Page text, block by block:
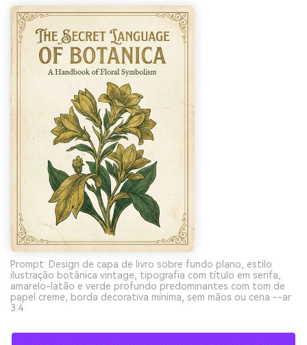
Prompt: Design de capa de livro sobre fundo plano, estilo
ilustração botânica vintage, tipografia com título em serifa,
amarelo-latão e verde profundo predominantes com tom de
papel creme, borda decorativa mínima, sem mãos ou cena --ar
3:4